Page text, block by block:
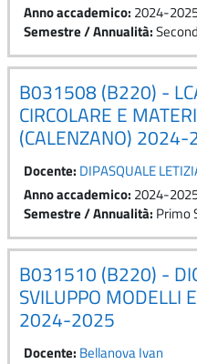
Anno accademico: 2024-
Semestre / Annualità:
B031508 (B220) -
CIRCOLARE E
(CALENZANO)
Docente: DIPASQUALE
Anno accademico: 2024-
Semestre / Annualità: Primo
B031510 (B220) -
SVILUPPO MODELLI
2024-2025
Docente: Bellanova Ivan